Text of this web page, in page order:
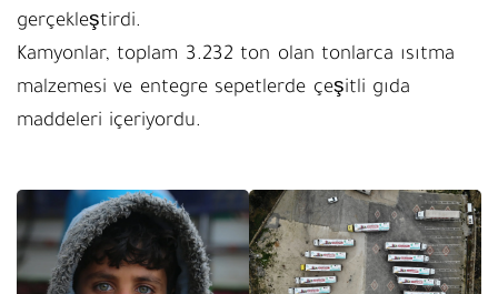
gerçekleştirdi.
Kamyonlar, toplam 3.232 ton olan tonlarca ısıtma
malzemesi ve entegre sepetlerde çeşitli gıda
maddeleri içeriyordu.